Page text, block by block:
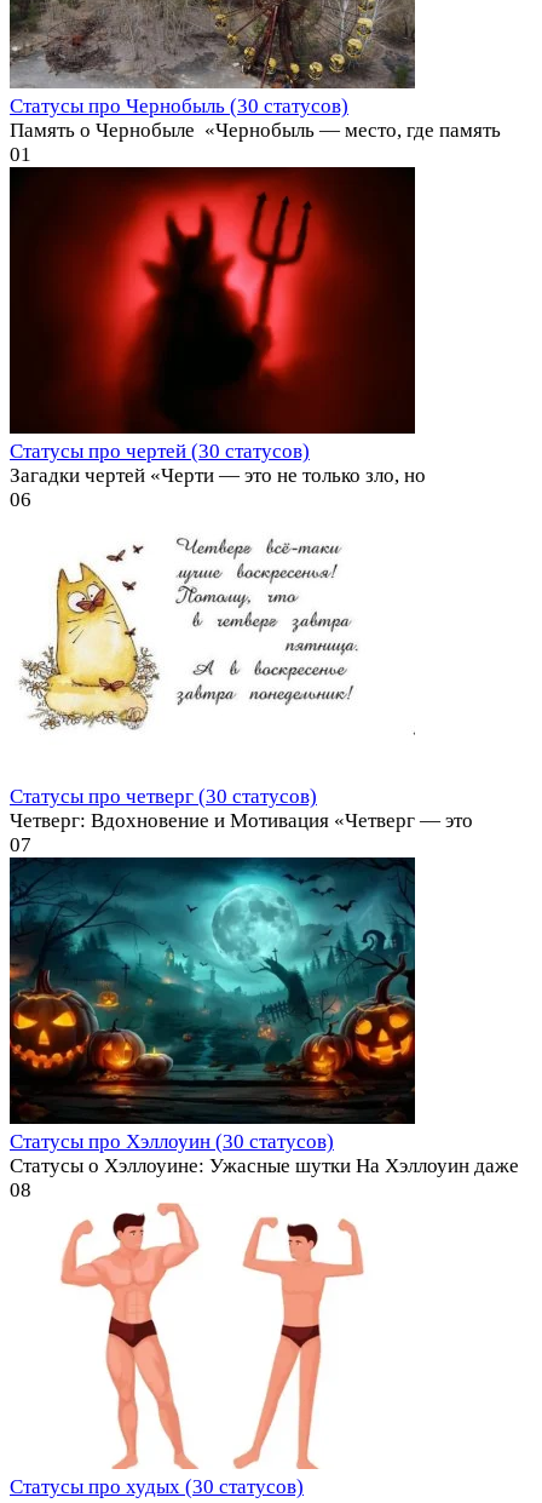
Статусы про Чернобыль (30 статусов)
Память о Чернобыле ️ «Чернобыль — место, где память
01
Статусы про чертей (30 статусов)
Загадки чертей «Черти — это не только зло, но
06
Статусы про четверг (30 статусов)
Четверг: Вдохновение и Мотивация «Четверг — это
07
Статусы про Хэллоуин (30 статусов)
Статусы о Хэллоуине: Ужасные шутки На Хэллоуин даже
08
Статусы про худых (30 статусов)